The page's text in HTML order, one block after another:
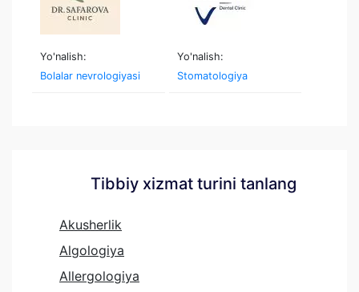
Yo'nalish:
Bolalar nevrologiyasi
Yo'nalish:
Stomatologiya
Tibbiy xizmat turini tanlang
Akusherlik
Algologiya
Allergologiya